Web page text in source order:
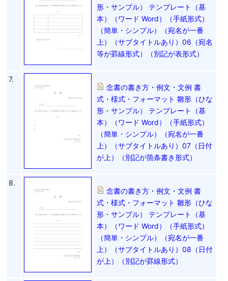
形・サンプル） テンプレート（基
本）（ワード Word）（手紙形式）
（簡単・シンプル）（宛名が一番
上）（サブタイトルあり）06（宛名
等が罫線形式）（別記が表形式）
7.
念書の書き方・例文・文例 書
式・様式・フォーマット 雛形（ひな
形・サンプル） テンプレート（基
本）（ワード Word）（手紙形式）
（簡単・シンプル）（宛名が一番
上）（サブタイトルあり）07（日付
が上）（別記が箇条書き形式）
8.
念書の書き方・例文・文例 書
式・様式・フォーマット 雛形（ひな
形・サンプル） テンプレート（基
本）（ワード Word）（手紙形式）
（簡単・シンプル）（宛名が一番
上）（サブタイトルあり）08（日付
が上）（別記が罫線形式）